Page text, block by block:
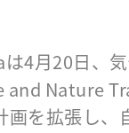
4月20日、
and Nature
画を拡張し